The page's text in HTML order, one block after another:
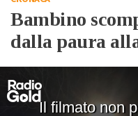
Bambino
dalla paura